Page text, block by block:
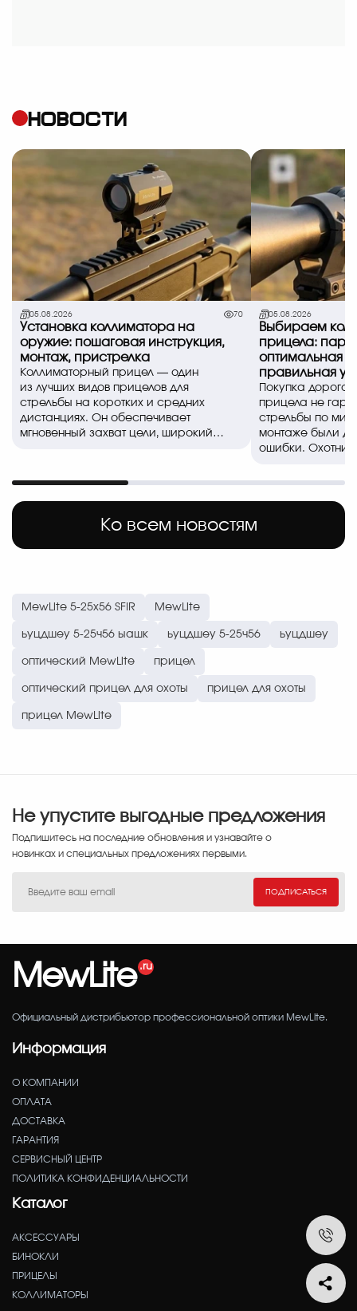
НОВОСТИ
Ко всем новостям
05.08.2026 70
Установка коллиматора на
оружие: пошаговая инструкция,
монтаж, пристрелка
Коллиматорный прицел — один
из лучших видов прицелов для
стрельбы на коротких и средних
дистанциях. Он обеспечивает
мгновенный захват цели, широкий
05.08.2026
Выбираем
прицела:
оптимальная
правильная
Покупка
прицела не
стрельбы по
монтаже были
ошибки.
MewLite 5-25x56 SFIR MewLite
ьуцдшеу 5-25ч56 ыашк ьуцдшеу 5-25ч56 ьуцдшеу
оптический MewLite прицел
оптический прицел для охоты прицел для охоты
прицел MewLite
Не упустите выгодные предложения
Подпишитесь на последние обновления и узнавайте о
новинках и специальных предложениях первыми.
ПОДПИСАТЬСЯ
MewLite
Официальный дистрибьютор профессиональной оптики MewLite.
Информация
О КОМПАНИИ
ОПЛАТА
ДОСТАВКА
ГАРАНТИЯ
СЕРВИСНЫЙ ЦЕНТР
ПОЛИТИКА КОНФИДЕНЦИАЛЬНОСТИ
Каталог
АКСЕССУАРЫ
БИНОКЛИ
ПРИЦЕЛЫ
КОЛЛИМАТОРЫ